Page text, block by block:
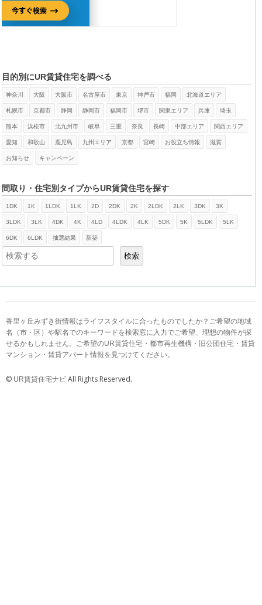
目的別にUR賃貸住宅を調べる
神奈川 大阪 大阪市 名古屋市 東京 神戸市 福岡 北海道エリア
札幌市 京都市 静岡 静岡市 福岡市 堺市 関東エリア 兵庫 埼玉
熊本 浜松市 北九州市 岐阜 三重 奈良 長崎 中部エリア 関西エリア
愛知 和歌山 鹿児島 九州エリア 京都 宮崎 お役立ち情報 滋賀
お知らせ キャンペーン
間取り・住宅別タイプからUR賃貸住宅を探す
1DK 1K 1LDK 1LK 2D 2DK 2K 2LDK 2LK 3DK 3K
3LDK 3LK 4DK 4K 4LD 4LDK 4LK 5DK 5K 5LDK 5LK
6DK 6LDK 抽選結果 新築
検索
検索
香里ヶ丘みずき街情報はライフスタイルに合ったものでしたか？ご希望の地域
名（市・区）や駅名でのキーワードを検索窓に入力でご希望、理想の物件が探
せるかもしれません。ご希望のUR賃貸住宅・都市再生機構・旧公団住宅・賃貸
マンション・賃貸アパート情報を見つけてください。
© UR賃貸住宅ナビ All Rights Reserved.